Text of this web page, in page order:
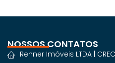
NOSSOS CONTATOS
Renner Imóveis LTDA |